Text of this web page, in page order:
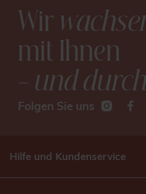
Wir
mit Ihnen
– und
Folgen Sie uns
Hilfe und Kundenservice